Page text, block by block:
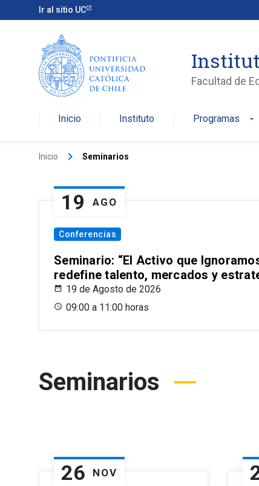
Ir al sitio UC
Facultad de
Inicio Instituto Programas arrow_drop_down
Inicio keyboard_arrow_right Seminarios
19 AGO
Conferencias
Seminario: “El Activo que
redefine talento, mercados y
19 de Agosto de 2026
09:00 a 11:00 horas
Seminarios
26 NOV